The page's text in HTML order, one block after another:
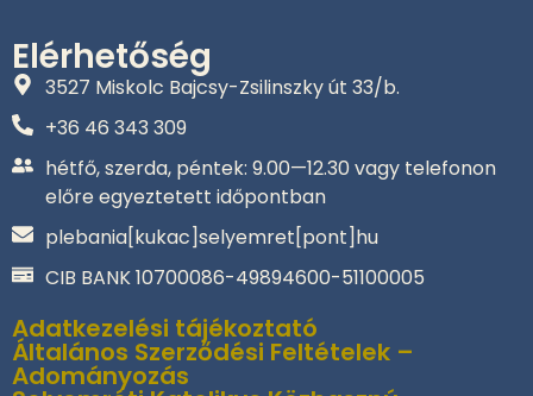
Elérhetőség
3527 Miskolc Bajcsy-Zsilinszky út 33/b.
+36 46 343 309‬
hétfő, szerda, péntek: 9.00—12.30 vagy telefonon
előre egyeztetett időpontban
plebania[kukac]selyemret[pont]hu
CIB BANK 10700086-49894600-51100005
Adatkezelési tájékoztató
Általános Szerződési Feltételek –
Adományozás